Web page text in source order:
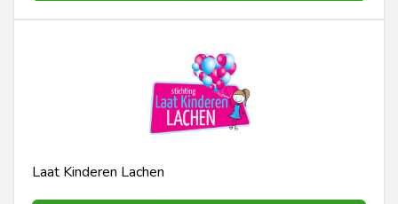
Laat Kinderen Lachen